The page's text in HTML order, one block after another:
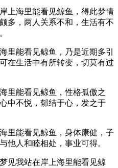
上海里能看见鲸鱼，得此梦情
多，两人关系不和，生活有不
里能看见鲸鱼，乃是近期多引
在生活中有所转变，切莫有过
里能看见鲸鱼，性格孤傲之
中不悦，郁结于心，发之于
里能看见鲸鱼，身体康健，子
他人和睦相处，事业可得。
见我站在岸上海里能看见鲸